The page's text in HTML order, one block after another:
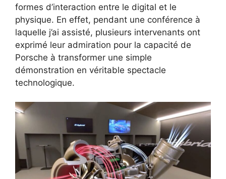
formes d’interaction entre le digital et le
physique. En effet, pendant une conférence à
laquelle j’ai assisté, plusieurs intervenants ont
exprimé leur admiration pour la capacité de
Porsche à transformer une simple
démonstration en véritable spectacle
technologique.